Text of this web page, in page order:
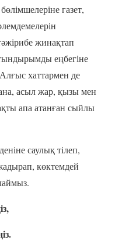
газет,
жинақтап
еңбегіне
хаттармен де
асыл жар, қызы мен
апа атанған сыйлы
саулық тілеп,
көктемдей